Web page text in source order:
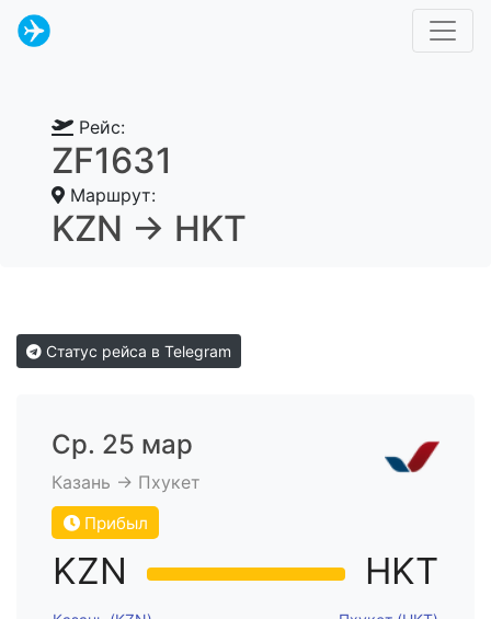
Рейс:
ZF1631
Маршрут:
KZN → HKT
Статус рейса в Telegram
Ср. 25 мар
Казань → Пхукет
Прибыл
KZN HKT